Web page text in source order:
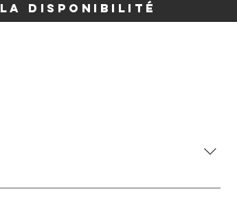
disponibilité
ou dans les espaces communs.Les invités